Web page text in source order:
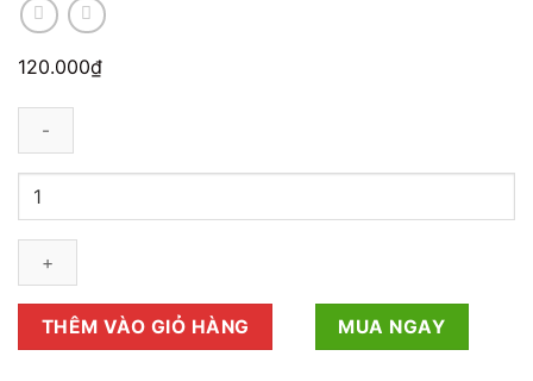
120.000₫
Giá
Hương
Nhu
THAPHACO:
Chất
THÊM VÀO GIỎ HÀNG MUA NGAY